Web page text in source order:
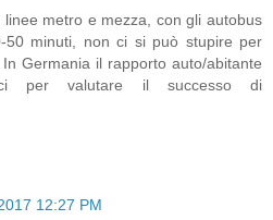
metro e mezza, con gli autobus
50 minuti, non ci si può stupire per
Germania il rapporto auto/abitante
per valutare il successo di
12:27 PM